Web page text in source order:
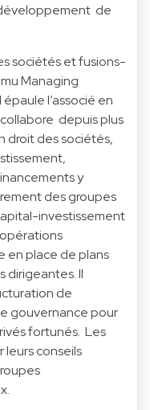
de
sociétés et fusions-
Managing
l’associé en
collabore depuis plus
droit des sociétés,
y
des groupes
investissement
en place de plans
dirigeantes. Il
de
gouvernance pour
fortunés. Les
leurs conseils